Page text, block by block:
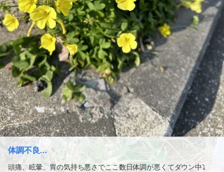
体調不良…
頭痛、眩暈、胃の気持ち悪さでここ数日体調が悪くてダウン中⤵︎